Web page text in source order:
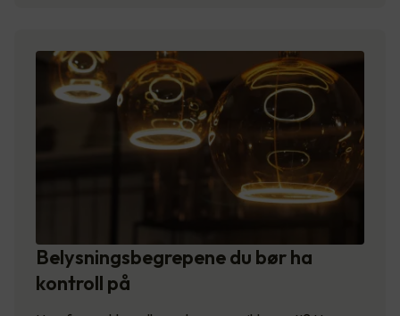
Belysningsbegrepene du bør ha
kontroll på